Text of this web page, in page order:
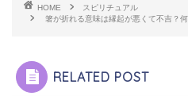
HOME
スピリチュアル
箸が折れる意味は縁起が悪くて不吉？
RELATED POST